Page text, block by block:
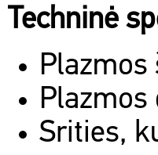
Techninė
Plazmos
Plazmos
Srities,